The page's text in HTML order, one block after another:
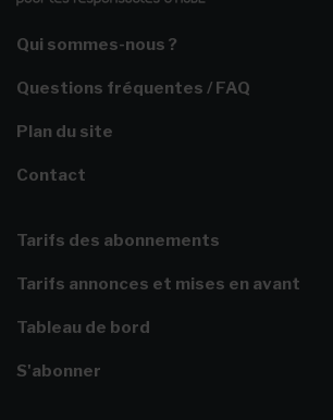
Qui sommes-nous ?
Questions fréquentes / FAQ
Plan du site
Contact
Tarifs des abonnements
Tarifs annonces et mises en avant
Tableau de bord
S'abonner